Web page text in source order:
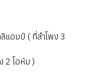
แอมป์ ( ที่ลำโพง 3
2 โอห์ม )